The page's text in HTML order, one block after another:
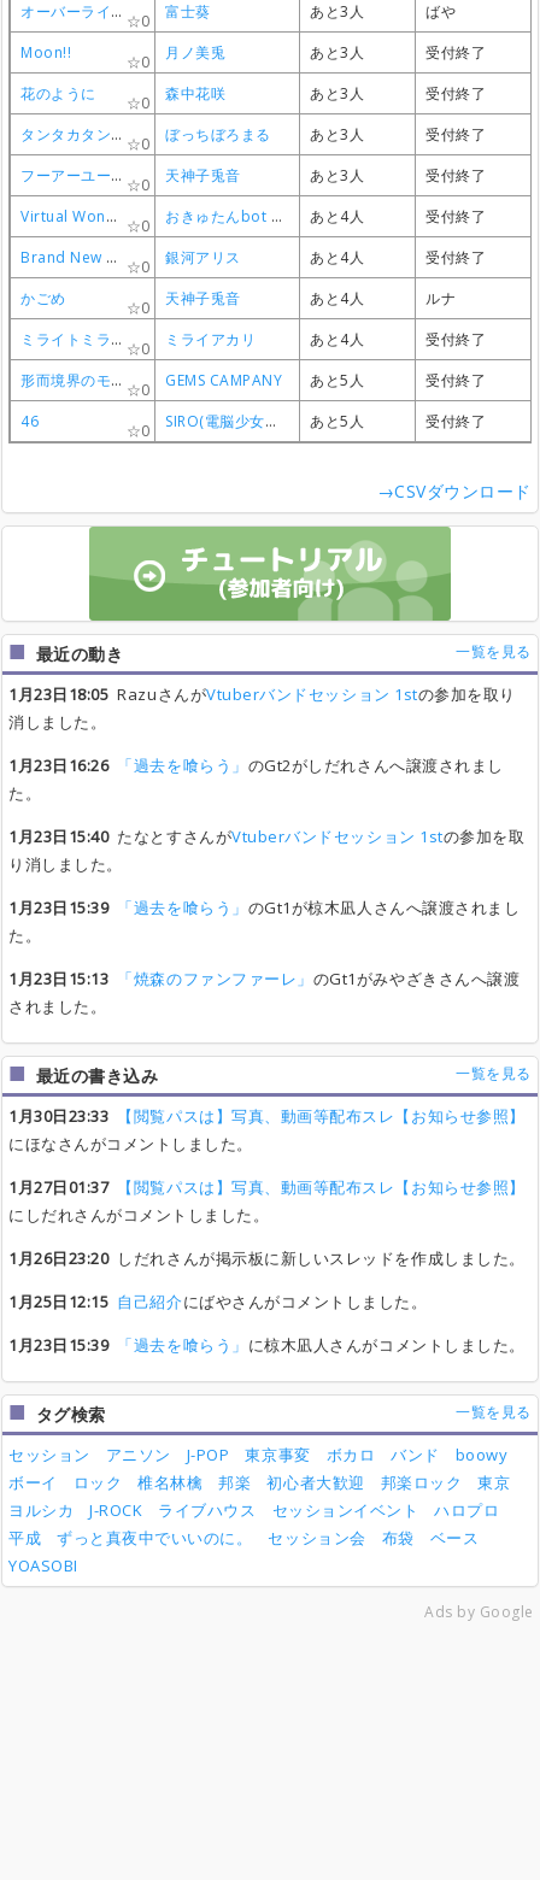
オーバーライン
0 富士葵 あと3人
ばや
Moon!!
0 月ノ美兎 あと3人
受付終了
花のように
0 森中花咲 あと3人
受付終了
タンタカタンタンタンタンメン
0 ぼっちぼろまる あと3人
受付終了
フーアーユーなんて言わないで
0 天神子兎音 あと3人
受付終了
Virtual Wonderland
0 おきゅたんbot & wiene(Grapefruit & kouniy) あと4人
受付終了
Brand New Days
0 銀河アリス あと4人
受付終了
かごめ
0 天神子兎音 あと4人
ルナ
ミライトミライ
0 ミライアカリ あと4人
受付終了
形而境界のモノローグ
0 GEMS CAMPANY あと5人
受付終了
46
0 SIRO(電脳少女シロ) あと5人 受付終了
オーバーライン
0 富士葵 あと3人
ばや
Moon!!
0 月ノ美兎 あと3人
受付終了
花のように
0 森中花咲 あと3人
受付終了
タンタカタンタンタンタンメン
0 ぼっちぼろまる あと3人
受付終了
フーアーユーなんて言わないで
0 天神子兎音 あと3人
受付終了
Virtual Wonderland
0 おきゅたんbot & wiene(Grapefruit & kouniy) あと4人
受付終了
Brand New Days
0 銀河アリス あと4人
受付終了
かごめ
0 天神子兎音 あと4人
ルナ
ミライトミライ
0 ミライアカリ あと4人
受付終了
形而境界のモノローグ
0 GEMS CAMPANY あと5人
受付終了
46
0 SIRO(電脳少女シロ) あと5人 受付終了
オーバーライン
0 富士葵 あと3人
ばや
Moon!!
0 月ノ美兎 あと3人
受付終了
花のように
0 森中花咲 あと3人
受付終了
タンタカタンタンタンタンメン
0 ぼっちぼろまる あと3人
受付終了
フーアーユーなんて言わないで
0 天神子兎音 あと3人
受付終了
Virtual Wonderland
0 おきゅたんbot & wiene(Grapefruit & kouniy) あと4人
受付終了
Brand New Days
0 銀河アリス あと4人
受付終了
かごめ
0 天神子兎音 あと4人
ルナ
ミライトミライ
0 ミライアカリ あと4人
受付終了
形而境界のモノローグ
0 GEMS CAMPANY あと5人
受付終了
46
0 SIRO(電脳少女シロ) あと5人 受付終了
オーバーライン
0 富士葵 あと3人
ばや
Moon!!
0 月ノ美兎 あと3人
受付終了
花のように
0 森中花咲 あと3人
受付終了
タンタカタンタンタンタンメン
0 ぼっちぼろまる あと3人
受付終了
フーアーユーなんて言わないで
0 天神子兎音 あと3人
受付終了
Virtual Wonderland
0 おきゅたんbot & wiene(Grapefruit & kouniy) あと4人
受付終了
Brand New Days
0 銀河アリス あと4人
受付終了
かごめ
0 天神子兎音 あと4人
ルナ
ミライトミライ
0 ミライアカリ あと4人
受付終了
形而境界のモノローグ
0 GEMS CAMPANY あと5人
受付終了
46
0 SIRO(電脳少女シロ) あと5人 受付終了
→CSVダウンロード
最近の動き 一覧を見る
1月23日18:05 RazuさんがVtuberバンドセッション 1stの参加を取り
消しました。
1月23日16:26
「過去を喰らう」 のGt2がしだれさんへ譲渡されまし
た。
1月23日15:40たなとすさんがVtuberバンドセッション 1stの参加を取
り消しました。
1月23日15:39
「過去を喰らう」 のGt1が椋木凪人さんへ譲渡されまし
た。
1月23日15:13
「焼森のファンファーレ」 のGt1がみやざきさんへ譲渡
されました。
最近の書き込み 一覧を見る
1月30日23:33
【閲覧パスは】写真、動画等配布スレ【お知らせ参照】
にほなさんがコメントしました。
1月27日01:37
【閲覧パスは】写真、動画等配布スレ【お知らせ参照】
にしだれさんがコメントしました。
1月26日23:20しだれさんが掲示板に新しいスレッドを作成しました。
1月25日12:15 自己紹介にばやさんがコメントしました。
1月23日15:39
「過去を喰らう」 に椋木凪人さんがコメントしました。
タグ検索 一覧を見る
セッション アニソン J-POP 東京事変 ボカロ バンド
boowy
ボーイ
ロック 椎名林檎 邦楽 初心者大歓迎 邦楽ロック
東京
ヨルシカ
J-ROCK ライブハウス セッションイベント
ハロプロ
平成
ずっと真夜中でいいのに。 セッション会 布袋
ベース
YOASOBI
Ads by Google